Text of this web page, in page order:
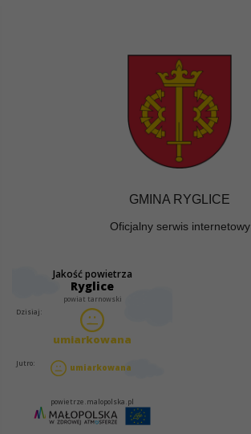
GMINA RYGLICE
Oficjalny serwis internetowy